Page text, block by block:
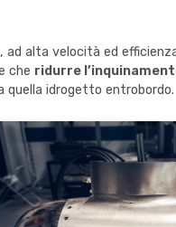
, ad alta velocità ed
che ridurre
quella idrogetto entrobordo.